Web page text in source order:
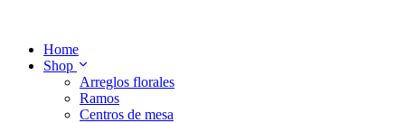
Home
Shop
Arreglos florales
Ramos
Centros de mesa